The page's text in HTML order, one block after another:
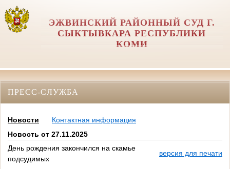
ЭЖВИНСКИЙ РАЙОННЫЙ СУД Г.
СЫКТЫВКАРА РЕСПУБЛИКИ
КОМИ
ПРЕСС-СЛУЖБА
Новости
Контактная информация
Новость от 27.11.2025
День рождения закончился на скамье
подсудимых
версия для печати